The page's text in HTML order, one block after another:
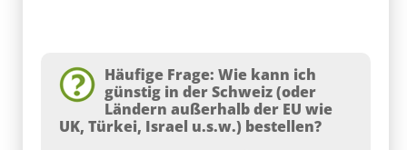
Häufige Frage: Wie kann ich
günstig in der Schweiz (oder
Ländern außerhalb der EU wie
UK, Türkei, Israel u.s.w.) bestellen?